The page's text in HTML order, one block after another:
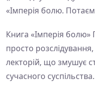
«Імперія болю.
Книга «Імперія
просто
лекторій, що змушує
сучасного